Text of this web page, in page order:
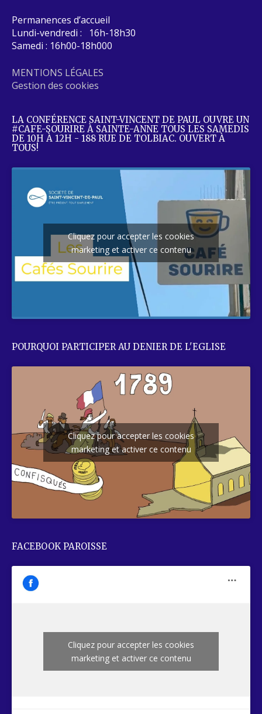
Permanences d’accueil
Lundi-vendredi : 16h-18h30
Samedi : 16h00-18h000
MENTIONS LÉGALES
Gestion des cookies
LA CONFÉRENCE SAINT-VINCENT DE PAUL OUVRE UN
#CAFE-SOURIRE À SAINTE-ANNE TOUS LES SAMEDIS
DE 10H À 12H - 188 RUE DE TOLBIAC. OUVERT À
TOUS!
Cliquez pour accepter les cookies
marketing et activer ce contenu
POURQUOI PARTICIPER AU DENIER DE L'EGLISE
Cliquez pour accepter les cookies
marketing et activer ce contenu
FACEBOOK PAROISSE
Cliquez pour accepter les cookies
marketing et activer ce contenu